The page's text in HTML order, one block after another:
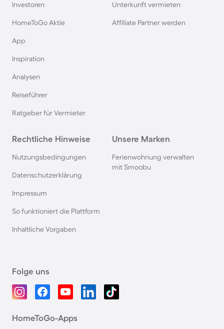
Investoren
HomeToGo Aktie
App
Inspiration
Analysen
Reiseführer
Ratgeber für Vermieter
Unterkunft vermieten
Affiliate Partner werden
Rechtliche Hinweise
Nutzungsbedingungen
Datenschutzerklärung
Impressum
So funktioniert die Plattform
Inhaltliche Vorgaben
Unsere Marken
Ferienwohnung verwalten
mit Smoobu
Folge uns
HomeToGo-Apps